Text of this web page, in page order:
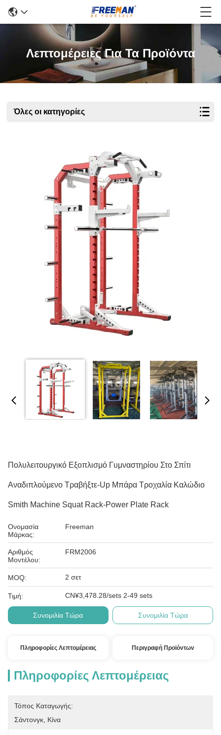
Λεπτομέρειες Για Τα Προϊόντα
Όλες οι κατηγορίες
Πολυλειτουργικό Εξοπλισμό Γυμναστηρίου Στο Σπίτι
Αναδιπλούμενο Τραβήξτε-Up Μπάρα Τροχαλία Καλώδιο
Smith Machine Squat Rack-Power Plate Rack
Ονομασία
Μάρκας:
Freeman
Αριθμός
Μοντέλου:
FRM2006
MOQ: 2 σετ
Τιμή: CN¥3,478.28/sets 2-49 sets
Συνομιλία Τώρα Συνομιλία Τώρα
Πληροφορίες Λεπτομέρειας Περιγραφή Προϊόντων
Πληροφορίες Λεπτομέρειας
Τόπος Καταγωγής:
Σάντονγκ, Κίνα